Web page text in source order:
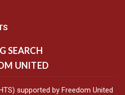
SEARCH
UNITED
supported by Freedom United